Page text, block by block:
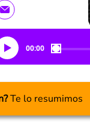
00:00
Te lo resumimos